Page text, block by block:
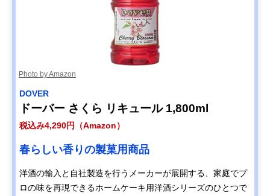
Photo by Amazon
DOVER
ドーバー さくら リキュール 1,800ml
税込み4,290円（Amazon）
春らしい香りの製菓用商品
洋酒の輸入と自社製造を行うメーカーが展開する、家庭でプ
ロの味を再現できるホームケーキ用洋酒シリーズのひとつで